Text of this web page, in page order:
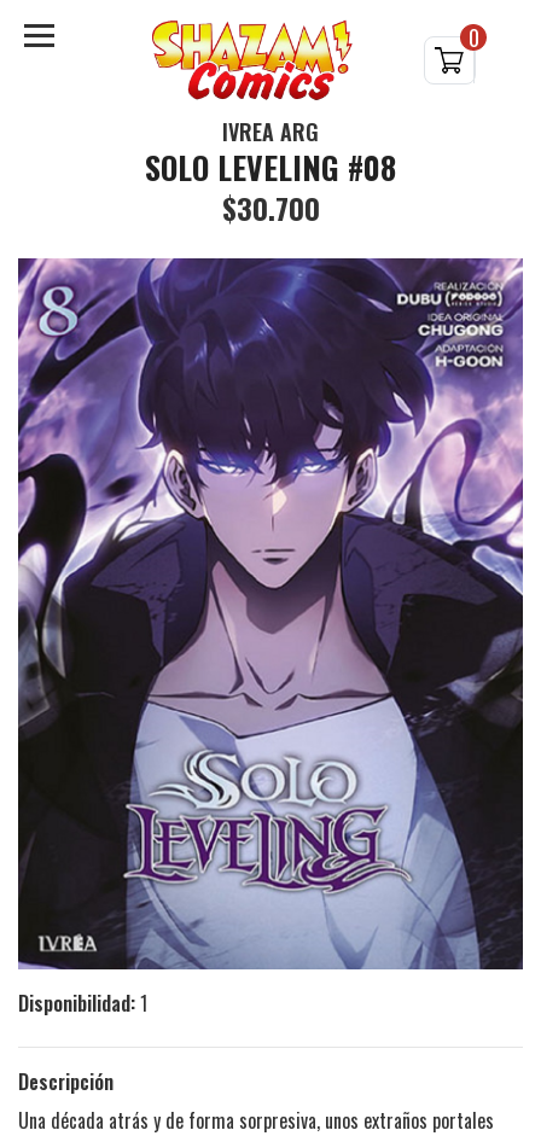
0
IVREA ARG
SOLO LEVELING #08
$30.700
Disponibilidad:1
Descripción
Una década atrás y de forma sorpresiva, unos extraños portales